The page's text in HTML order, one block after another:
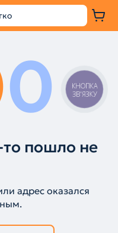
0
пошло не
адрес оказался
КНОПКА
ЗВ'ЯЗКУ